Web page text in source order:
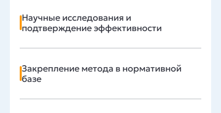
Научные исследования и
подтверждение эффективности
Закрепление метода в нормативной
базе